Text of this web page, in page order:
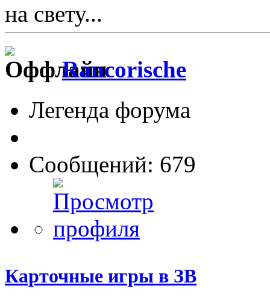
на свету...
Rancorische
Легенда форума
Сообщений: 679
Карточные игры в ЗВ